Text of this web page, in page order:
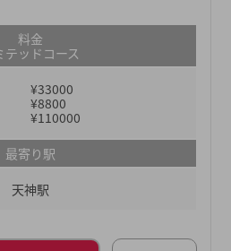
手と出会える可能性も高いで
に20～30代が多く、大学・大
占めています。フィオーレは
活サービスを提供する」をコ
が、挙式や新居、ライフプラ
サービスも魅力です。
料金
テッドコース
¥33000
¥8800
¥110000
最寄り駅
天神駅